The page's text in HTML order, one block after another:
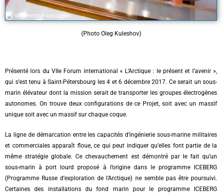
(Photo Oleg Kuleshov)
Présenté lors du VIIe Forum international « L’Arctique : le présent et l’avenir »,
qui s’est tenu à Saint-Pétersbourg les 4 et 6 décembre 2017. Ce serait un sous-
marin élévateur dont la mission serait de transporter les groupes électrogènes
autonomes. On trouve deux configurations de ce Projet, soit avec un massif
unique soit avec un massif sur chaque coque.
La ligne de démarcation entre les capacités d’ingénierie sous-marine militaires
et commerciales apparaît floue, ce qui peut indiquer qu’elles font partie de la
même stratégie globale. Ce chevauchement est démontré par le fait qu’un
sous-marin à port lourd proposé à l’origine dans le programme ICEBERG
(Programme Russe d’exploration de l’Arctique) ne semble pas être poursuivi.
Certaines des installations du fond marin pour le programme ICEBERG